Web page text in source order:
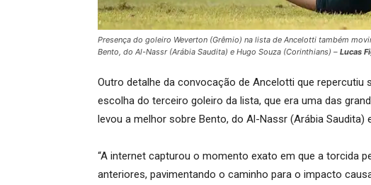
Presença do goleiro Weverton (Grêmio) na lista de Ancelotti também
Bento, do Al-Nassr (Arábia Saudita) e Hugo Souza (Corinthians) – Lucas
Outro detalhe da convocação de Ancelotti que
escolha do terceiro goleiro da lista, que era uma das
levou a melhor sobre Bento, do Al-Nassr (Arábia Saudita)
“A internet capturou o momento exato em que a torcida
anteriores, pavimentando o caminho para o impacto